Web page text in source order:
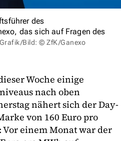
des
das sich auf Fragen des
Grafik/Bild: © ZfK/Ganexo
Woche einige
nach oben
nähert sich der Day-
von 160 Euro pro
einem Monat war der